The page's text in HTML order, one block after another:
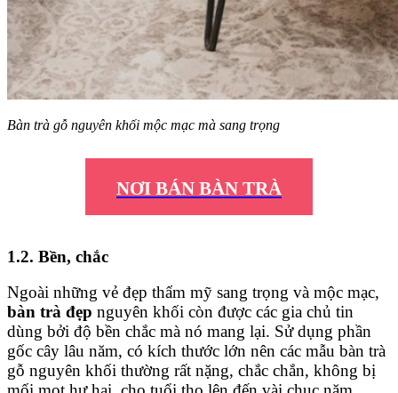
Bàn trà gỗ nguyên khối mộc mạc mà sang trọng
NƠI BÁN BÀN TRÀ
1.2. Bền, chắc
Ngoài những vẻ đẹp thẩm mỹ sang trọng và mộc mạc,
bàn trà đẹp nguyên khối còn được các gia chủ tin
dùng bởi độ bền chắc mà nó mang lại. Sử dụng phần
gốc cây lâu năm, có kích thước lớn nên các mẫu bàn trà
gỗ nguyên khối thường rất nặng, chắc chắn, không bị